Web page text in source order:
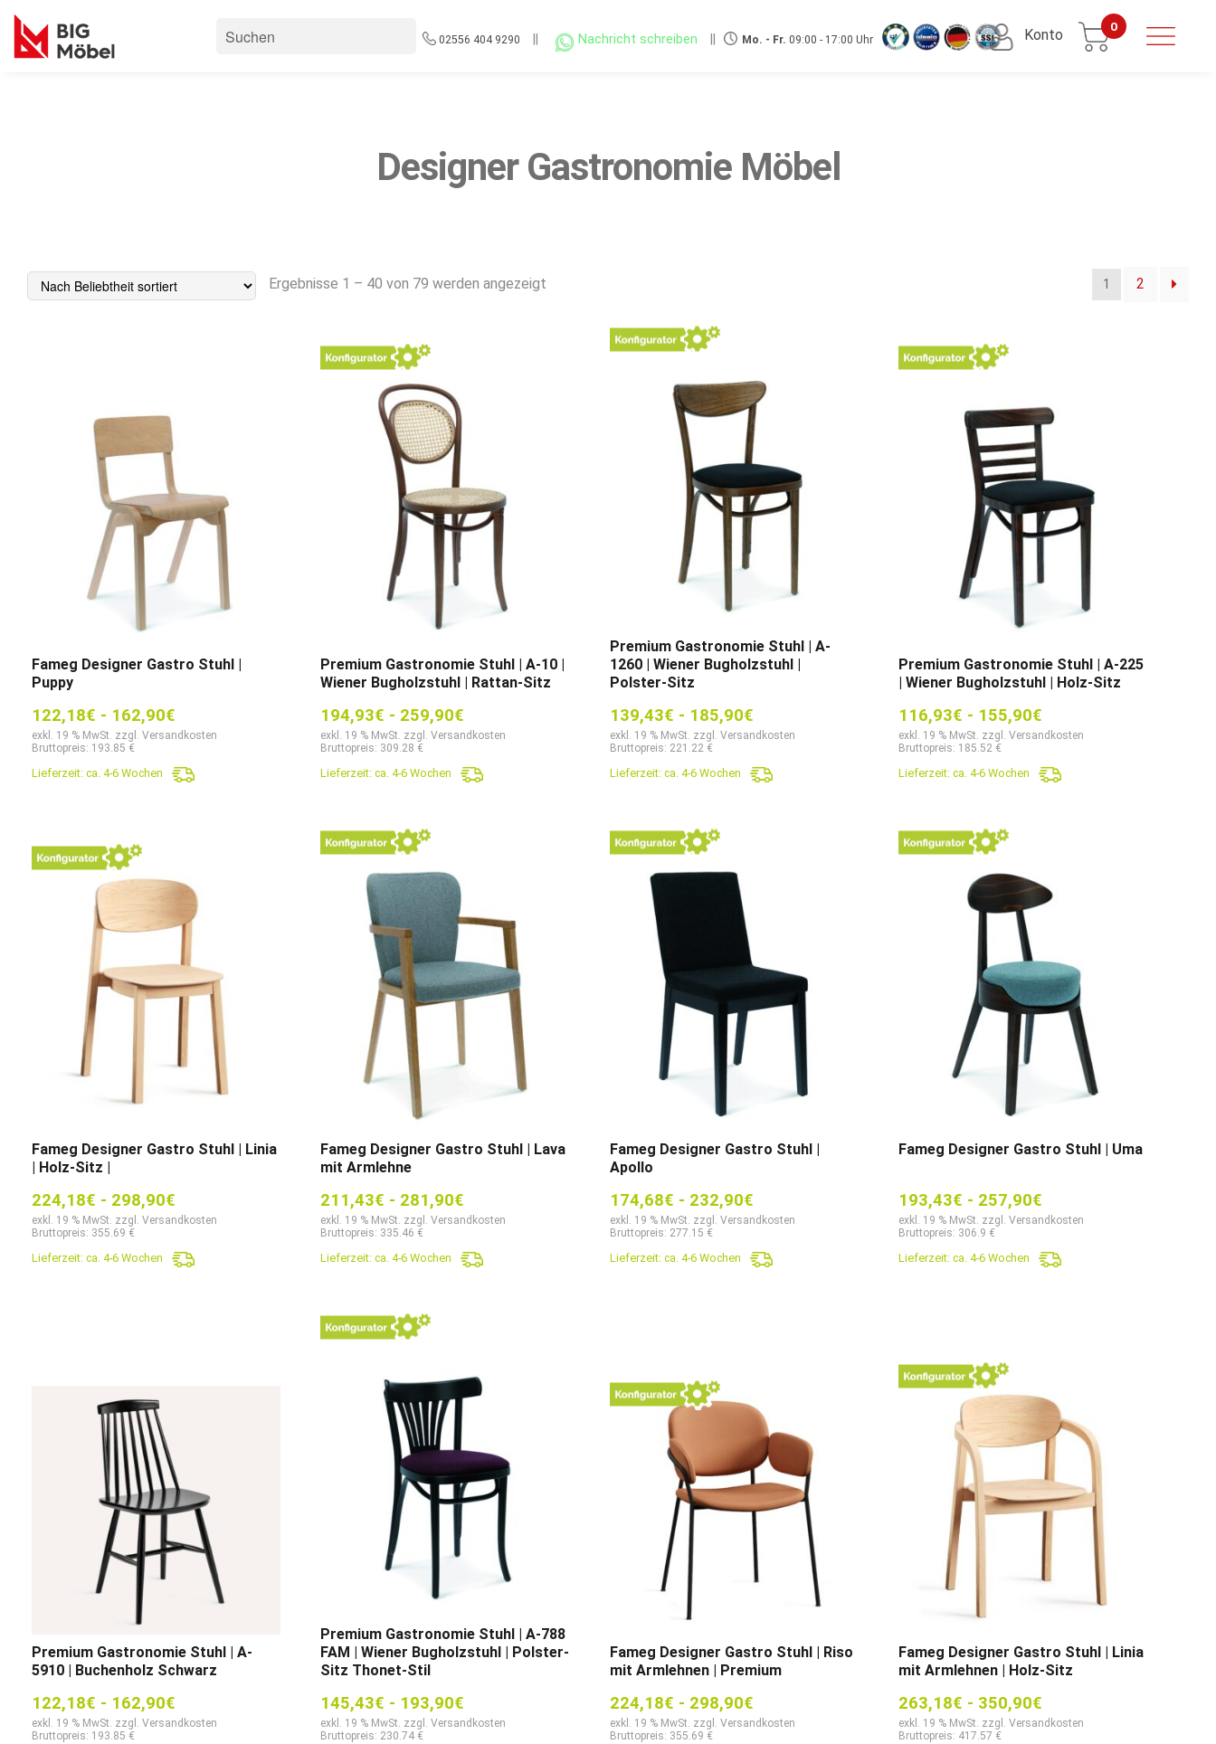
02556 404 9290 Nachricht schreiben Mo. - Fr. 09:00 - 17:00 Uhr Konto 0
Designer Gastronomie Möbel
Ergebnisse 1 – 40 von 79 werden angezeigt 1 2
Fameg Designer Gastro Stuhl |
Puppy
122,18€ - 162,90€
exkl. 19 % MwSt. zzgl. Versandkosten
Bruttopreis: 193.85 €
Lieferzeit: ca. 4-6 Wochen
Premium Gastronomie Stuhl | A-10 |
Wiener Bugholzstuhl | Rattan-Sitz
194,93€ - 259,90€
exkl. 19 % MwSt. zzgl. Versandkosten
Bruttopreis: 309.28 €
Lieferzeit:ca. 4-6 Wochen
Premium Gastronomie Stuhl | A-
1260 | Wiener Bugholzstuhl |
Polster-Sitz
139,43€ - 185,90€
exkl. 19 % MwSt. zzgl. Versandkosten
Bruttopreis: 221.22 €
Lieferzeit: ca. 4-6 Wochen
Premium Gastronomie Stuhl | A-225
| Wiener Bugholzstuhl | Holz-Sitz
116,93€ - 155,90€
exkl. 19 % MwSt. zzgl. Versandkosten
Bruttopreis: 185.52 €
Lieferzeit:ca. 4-6 Wochen
Fameg Designer Gastro Stuhl | Linia
| Holz-Sitz |
224,18€ - 298,90€
exkl. 19 % MwSt. zzgl. Versandkosten
Bruttopreis: 355.69 €
Lieferzeit: ca. 4-6 Wochen
Fameg Designer Gastro Stuhl | Lava
mit Armlehne
211,43€ - 281,90€
exkl. 19 % MwSt. zzgl. Versandkosten
Bruttopreis: 335.46 €
Lieferzeit:ca. 4-6 Wochen
Fameg Designer Gastro Stuhl |
Apollo
174,68€ - 232,90€
exkl. 19 % MwSt. zzgl. Versandkosten
Bruttopreis: 277.15 €
Lieferzeit: ca. 4-6 Wochen
Fameg Designer Gastro Stuhl | Uma
193,43€ - 257,90€
exkl. 19 % MwSt. zzgl. Versandkosten
Bruttopreis: 306.9 €
Lieferzeit:ca. 4-6 Wochen
Premium Gastronomie Stuhl | A-
5910 | Buchenholz Schwarz
122,18€ - 162,90€
exkl. 19 % MwSt. zzgl. Versandkosten
Bruttopreis: 193.85 €
Premium Gastronomie Stuhl | A-788
FAM | Wiener Bugholzstuhl | Polster-
Sitz Thonet-Stil
145,43€ - 193,90€
exkl. 19 % MwSt. zzgl. Versandkosten
Bruttopreis: 230.74 €
Fameg Designer Gastro Stuhl | Riso
mit Armlehnen | Premium
224,18€ - 298,90€
exkl. 19 % MwSt. zzgl. Versandkosten
Bruttopreis: 355.69 €
Fameg Designer Gastro Stuhl | Linia
mit Armlehnen | Holz-Sitz
263,18€ - 350,90€
exkl. 19 % MwSt. zzgl. Versandkosten
Bruttopreis: 417.57 €